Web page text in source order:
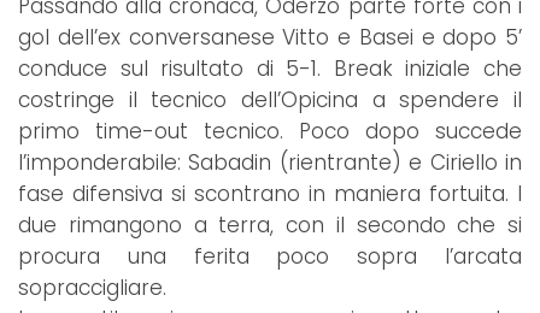
Passando alla cronaca, Oderzo parte forte con i
gol dell’ex conversanese Vitto e Basei e dopo 5’
conduce sul risultato di 5-1. Break iniziale che
costringe il tecnico dell’Opicina a spendere il
primo time-out tecnico. Poco dopo succede
l’imponderabile: Sabadin (rientrante) e Ciriello in
fase difensiva si scontrano in maniera fortuita. I
due rimangono a terra, con il secondo che si
procura una ferita poco sopra l’arcata
sopraccigliare.